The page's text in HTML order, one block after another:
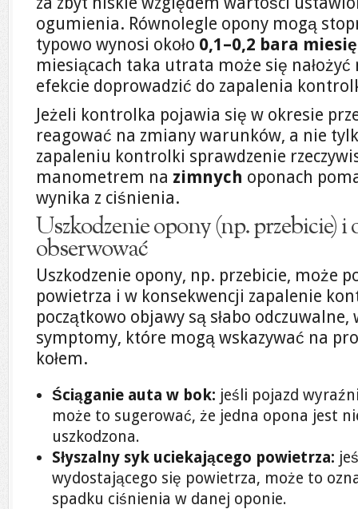
ogumienia. Równolegle opony mogą
typowo wynosi około 0,1–0,2 bara
miesiącach taka utrata może się nałożyć
efekcie doprowadzić do zapalenia
Jeżeli kontrolka pojawia się w okresie
reagować na zmiany warunków, a nie
zapaleniu kontrolki sprawdzenie
manometrem na zimnych oponach
wynika z ciśnienia.
Uszkodzenie opony (np. przebicie)
obserwować
Uszkodzenie opony, np. przebicie, może
powietrza i w konsekwencji zapalenie
początkowo objawy są słabo
symptomy, które mogą wskazywać na
kołem.
Ściąganie auta w bok: jeśli pojazd
może to sugerować, że jedna opona jest
uszkodzona.
Słyszalny syk uciekającego powietrza:
wydostającego się powietrza, może to
spadku ciśnienia w danej oponie.